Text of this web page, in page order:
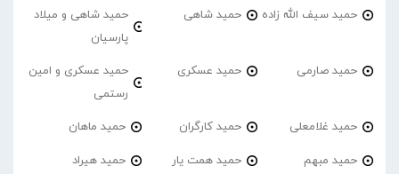
حمید سیف الله زاده حمید شاهی
حمید شاهی و میلاد
پارسیان
حمید صارمی حمید عسکری
حمید عسکری و امین
رستمی
حمید غلامعلی حمید کارگران حمید ماهان
حمید مبهم حمید همت یار حمید هیراد